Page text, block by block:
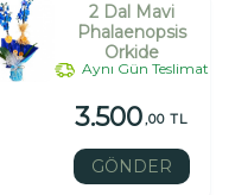
2 Dal Mavi
Phalaenopsis
Orkide
Aynı Gün Teslimat
3.500,00 TL
GÖNDER